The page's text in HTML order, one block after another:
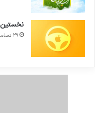
نخستین
29 دسامبر 2021